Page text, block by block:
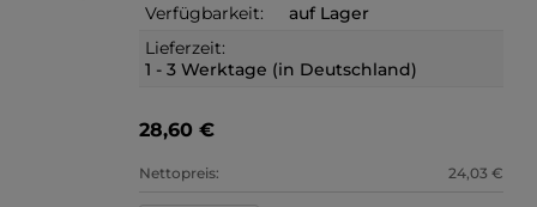
Verfügbarkeit:
auf Lager
Lieferzeit:
1 - 3 Werktage (in Deutschland)
28,60 €
Nettopreis: 24,03 €